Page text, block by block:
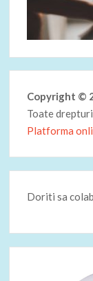
Copyright ©
Toate
Platforma
Doriti sa